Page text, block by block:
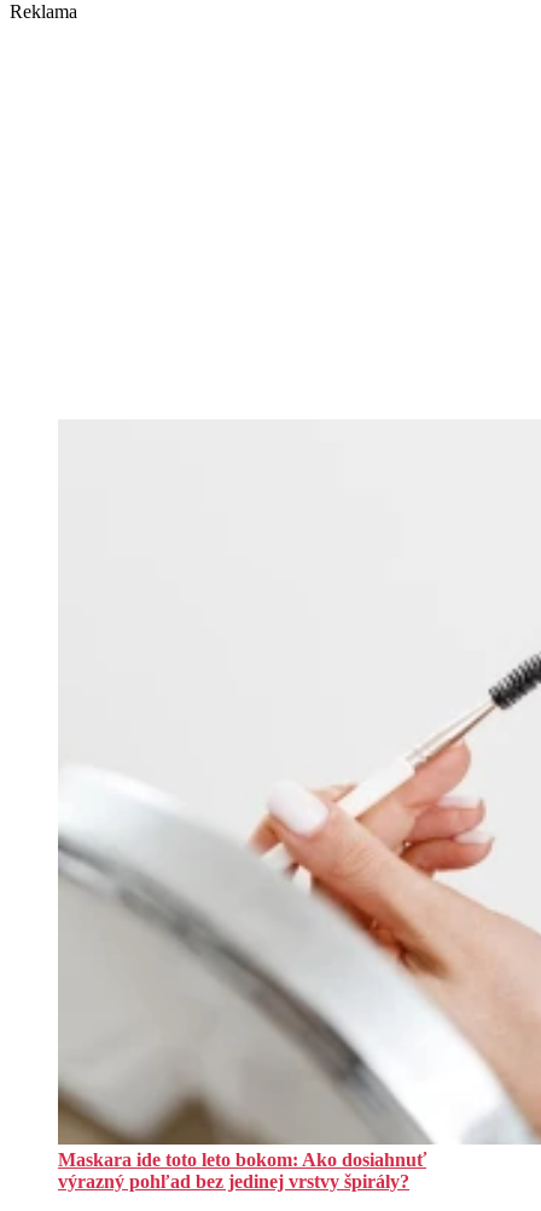
Reklama
Maskara ide toto leto bokom: Ako dosiahnuť
výrazný pohľad bez jedinej vrstvy špirály?